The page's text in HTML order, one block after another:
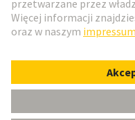
Polski
© HARTING Technology
WydawcaPolityka ochrony